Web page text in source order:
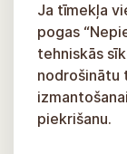
Ja tīmekļa
pogas
tehniskās
nodrošinātu
piekrišanu.